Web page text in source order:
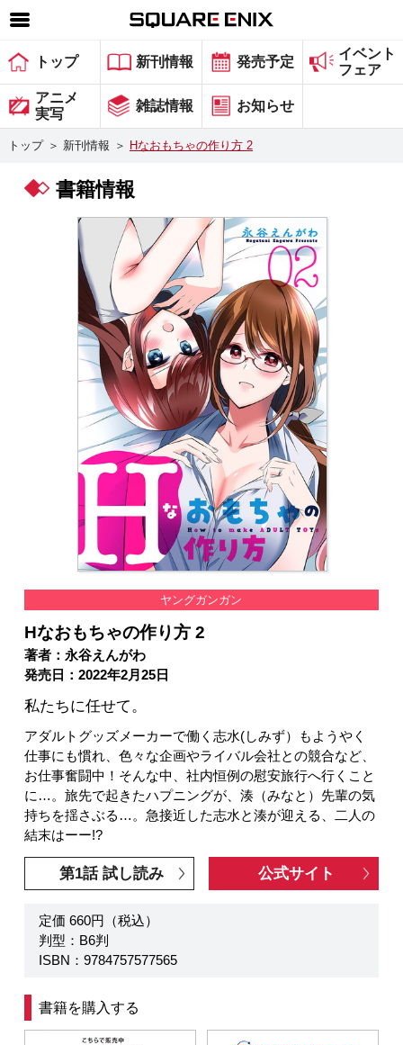
SQUARE ENIX 公式サイトメニュー
ゲーム
マガジン＆ブックス
グッズ
会社情報 採用情報
スクウェア・エニックス サイト内検索
トップ 新刊情報 発売予定
イベント
フェア
アニメ
実写
雑誌情報 お知らせ
トップ ＞ 新刊情報 ＞ Hなおもちゃの作り方 2
書籍情報
ヤングガンガン
Hなおもちゃの作り方 2
著者：永谷えんがわ
発売日：2022年2月25日
私たちに任せて。
アダルトグッズメーカーで働く志水(しみず）もようやく
仕事にも慣れ、色々な企画やライバル会社との競合など、
お仕事奮闘中！そんな中、社内恒例の慰安旅行へ行くこと
に…。旅先で起きたハプニングが、湊（みなと）先輩の気
持ちを揺さぶる…。急接近した志水と湊が迎える、二人の
結末はーー!?
第1話 試し読み 公式サイト
定価 660円（税込）
判型：B6判
ISBN：9784757577565
書籍を購入する